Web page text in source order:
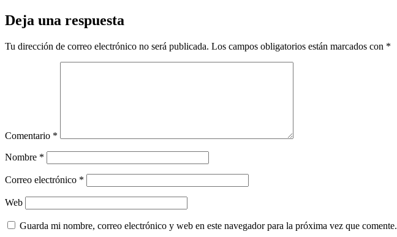
Deja una respuesta
Tu dirección de correo electrónico no será publicada. Los campos obligatorios están marcados con *
Comentario *
Nombre *
Correo electrónico *
Web
Guarda mi nombre, correo electrónico y web en este navegador para la próxima vez que comente.